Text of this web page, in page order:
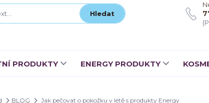
Hledat
PRODUKTY ENERGY PRODUKTY
BLOG Jak pečovat o pokožku v létě s produkty Energy